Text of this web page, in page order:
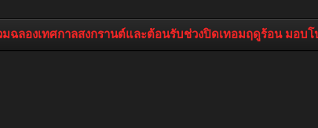
ฉลองเทศกาลสงกรานต์และต้อนรับช่วงปิดเทอมฤดูร้อน มอบโ